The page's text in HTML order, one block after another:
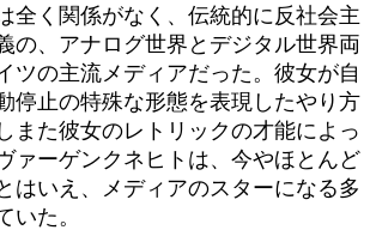
全く関係がなく、伝統的に反社会主
の、アナログ世界とデジタル世界両
ツの主流メディアだった。彼女が自
停止の特殊な形態を表現したやり方
また彼女のレトリックの才能によっ
ァーゲンクネヒトは、今やほとんど
はいえ、メディアのスターになる多
いた。